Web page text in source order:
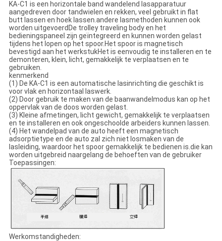
KA-C1 is een horizontale band wandelend lasapparatuur
aangedreven door tandwielen en rekken, veel gebruikt in flat
butt lassen en hoek lassen.andere lasmethoden kunnen ook
worden uitgevoerdDe trolley traveling body en het
bedieningspaneel zijn geïntegreerd en kunnen worden gelast
tijdens het lopen op het spoor.Het spoor is magnetisch
bevestigd aan het werkstukHet is eenvoudig te installeren en te
demonteren, klein, licht, gemakkelijk te verplaatsen en te
gebruiken.
kenmerkend
(1) De KA-C1 is een automatische lasinrichting die geschikt is
voor vlak en horizontaal laswerk.
(2) Door gebruik te maken van de baanwandelmodus kan op het
oppervlak van de doos worden gelast.
(3) Kleine afmetingen, licht gewicht, gemakkelijk te verplaatsen
en te installeren en ook ongeschoolde arbeiders kunnen lassen.
(4) Het wandelpad van de auto heeft een magnetisch
adsorptietype en de auto zal zich niet losmaken van de
lasleiding, waardoor het spoor gemakkelijk te bedienen is.die kan
worden uitgebreid naargelang de behoeften van de gebruiker
Toepassingen:
Werkomstandigheden: